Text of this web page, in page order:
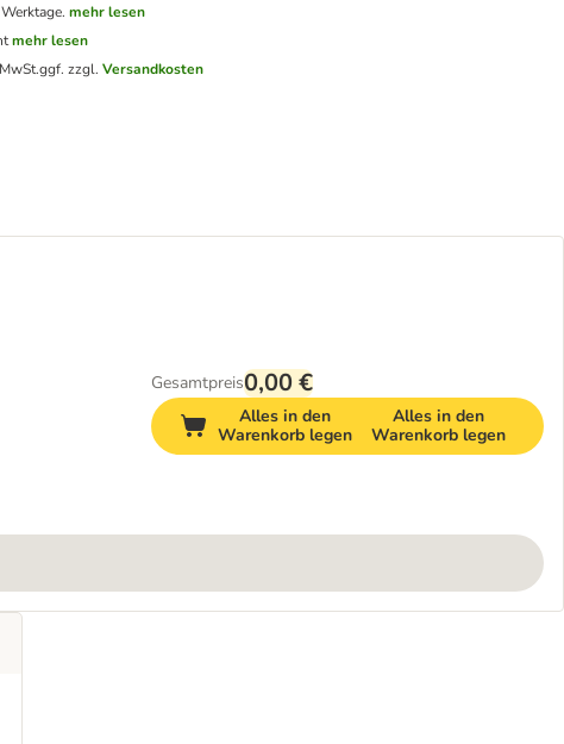
mehr lesen
mehr lesen
ggf. zzgl. Versandkosten
Gesamtpreis0,00 €
Alles in den
Warenkorb legen
Alles in den
Warenkorb legen